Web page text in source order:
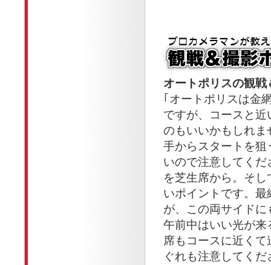
オートポリスの観
｢オートポリスは金
ですが、コースと
のもいいかもしれ
手からスタートを
いので注意してく
を芝生席から。そ
いポイントです。
が、この両サイド
午前中はいい光が
席もコースに近く
ぐれも注意してく